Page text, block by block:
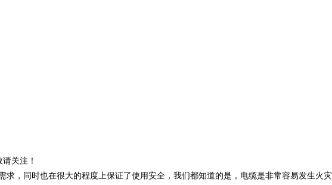
关注！
，同时也在很大的程度上保证了使用安全，我们都知道的是，电缆是非常容易发生火灾